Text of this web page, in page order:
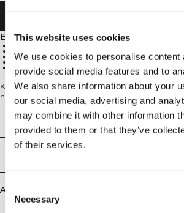
This website uses cookies
We use cookies to personalise content
provide social media features and to
We also share information about your
our social media, advertising and
may combine it with other information
provided to them or that they’ve
of their services.
Consent
Selection
Necessary
IN DEN WARENKORB
Beschreibung
Reflektierendes ICIW-Logo auf der Brust
Etwas längerer Saum hinten
Standard-Fit für Komfort und Flexibilität
52% Polyamid, 42% Polyester, 6% Spandex
Langarmshirt aus Mesh-Stretchstoff in Standard-
Komfort und Flexibilität. Der Meshstoff transportiert
hält dich somit beim Training angenehm frisch.
6% Elastan
Technical Aspects
Ähnliche Produkte